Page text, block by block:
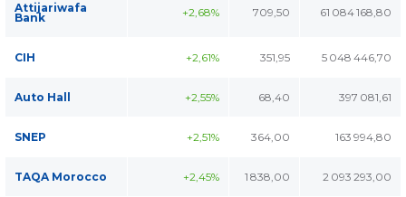
Attijariwafa
Bank +2,68% 709,50 61 084 168,80
CIH +2,61% 351,95 5 048 446,70
Auto Hall +2,55% 68,40 397 081,61
SNEP +2,51% 364,00 163 994,80
TAQA Morocco +2,45% 1 838,00 2 093 293,00